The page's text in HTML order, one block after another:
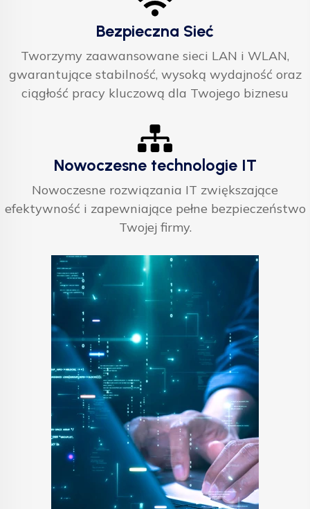
Bezpieczna Sieć
Tworzymy zaawansowane sieci LAN i WLAN,
gwarantujące stabilność, wysoką wydajność oraz
ciągłość pracy kluczową dla Twojego biznesu
Nowoczesne technologie IT
Nowoczesne rozwiązania IT zwiększające
efektywność i zapewniające pełne bezpieczeństwo
Twojej firmy.